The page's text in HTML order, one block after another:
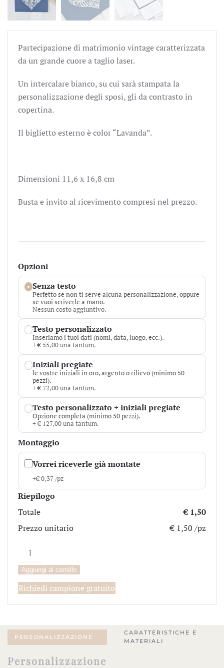
Partecipazione di matrimonio vintage caratterizzata
da un grande cuore a taglio laser.
Un intercalare bianco, su cui sarà stampata la
personalizzazione degli sposi, gli da contrasto in
copertina.
Il biglietto esterno è color “Lavanda”.
Dimensioni 11,6 x 16,8 cm
Busta e invito al ricevimento compresi nel prezzo.
Opzioni
Senza testo
Perfetto se non ti serve alcuna personalizzazione, oppure
se vuoi scriverle a mano.
Nessun costo aggiuntivo.
Testo personalizzato
Inseriamo i tuoi dati (nomi, data, luogo, ecc.).
+ € 55,00 una tantum.
Iniziali pregiate
le vostre iniziali in oro, argento o rilievo (minimo 50
pezzi).
+ € 72,00 una tantum.
Testo personalizzato + iniziali pregiate
Opzione completa (minimo 50 pezzi).
+ € 127,00 una tantum.
Montaggio
Vorrei riceverle già montate
+€0,37 /pz
Riepilogo
Totale
€ 1,50
Prezzo unitario
€ 1,50 /pz
Intarsio
quantità
Aggiungi al carrello
Richiedi campione gratuito
PERSONALIZZAZIONE
CARATTERISTICHE E
MATERIALI
Personalizzazione